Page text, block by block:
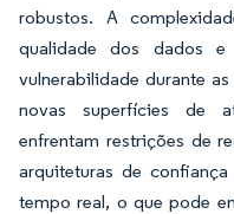
robustos. A
qualidade dos dados
vulnerabilidade durante
novas superfícies de
enfrentam restrições de
arquiteturas de
tempo real, o que pode